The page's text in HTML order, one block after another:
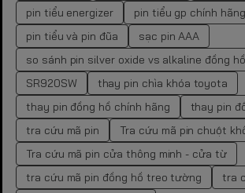
pin tiểu energizer
pin tiểu gp chính hãng
pin tiểu và pin đũa
sạc pin AAA
so sánh pin silver oxide vs alkaline đồng hồ
SR920SW
thay pin chìa khóa toyota
thay pin đồng hồ chính hãng
thay pin
tra cứu mã pin
Tra cứu mã pin chuột
Tra cứu mã pin cửa thông minh - cửa từ
tra cứu mã pin đồng hồ treo tường
tra